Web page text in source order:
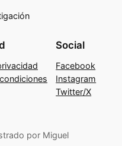
Social
Facebook
Instagram
Twitter/X
por Miguel